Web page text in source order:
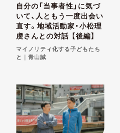
自分の「当事者性」に気づ
いて、人ともう一度出会い
直す。地域活動家・小松理
虔さんとの対話 【後編】
マイノリティ化する子どもたち
と｜青山誠